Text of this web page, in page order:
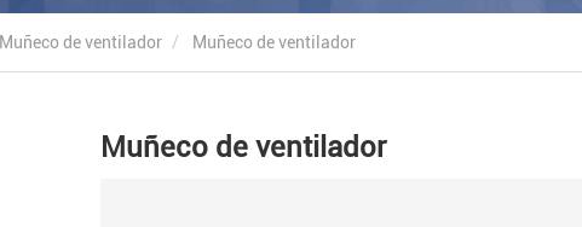
Muñeco de ventilador Muñeco de ventilador
Muñeco de ventilador